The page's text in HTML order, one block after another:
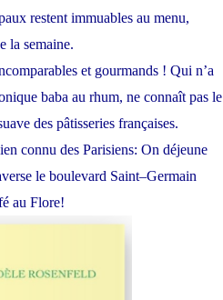
restent immuables au menu,
la semaine.
et gourmands ! Qui n’a
baba au rhum, ne connaît pas le
des pâtisseries françaises.
connu des Parisiens: On déjeune
le boulevard Saint–Germain
au Flore!